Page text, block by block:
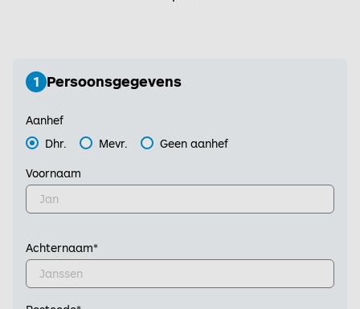
1 Persoonsgegevens
Aanhef
Dhr.
Mevr. Geen aanhef
Voornaam
Achternaam*